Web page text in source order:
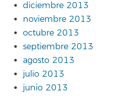
diciembre 2013
noviembre 2013
octubre 2013
septiembre 2013
agosto 2013
julio 2013
junio 2013